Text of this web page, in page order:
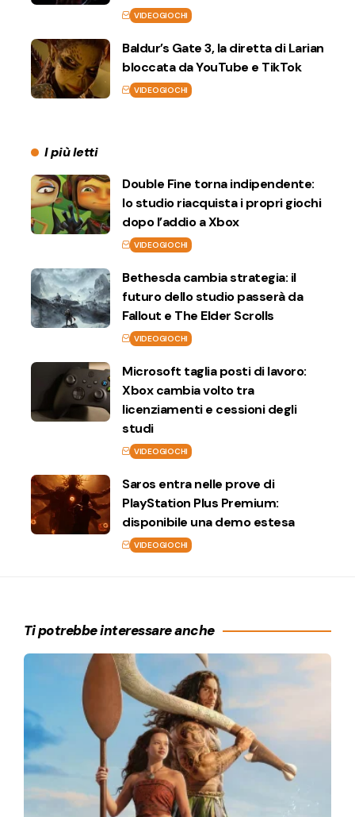
VIDEOGIOCHI
Baldur’s Gate 3, la diretta di Larian
bloccata da YouTube e TikTok
VIDEOGIOCHI
I più letti
Double Fine torna indipendente:
lo studio riacquista i propri giochi
dopo l’addio a Xbox
VIDEOGIOCHI
Bethesda cambia strategia: il
futuro dello studio passerà da
Fallout e The Elder Scrolls
VIDEOGIOCHI
Microsoft taglia posti di lavoro:
Xbox cambia volto tra
licenziamenti e cessioni degli
studi
VIDEOGIOCHI
Saros entra nelle prove di
PlayStation Plus Premium:
disponibile una demo estesa
VIDEOGIOCHI
Ti potrebbe interessare anche